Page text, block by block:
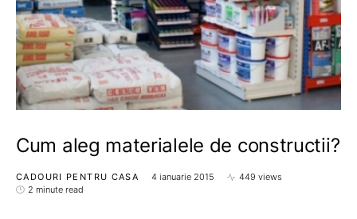
Cum aleg materialele de constructii?
CADOURI PENTRU CASA 4 ianuarie 2015
449 views
2 minute read